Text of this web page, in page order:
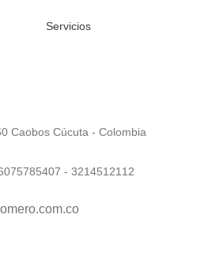
Servicios
Caobos Cúcuta - Colombia
- 3214512112